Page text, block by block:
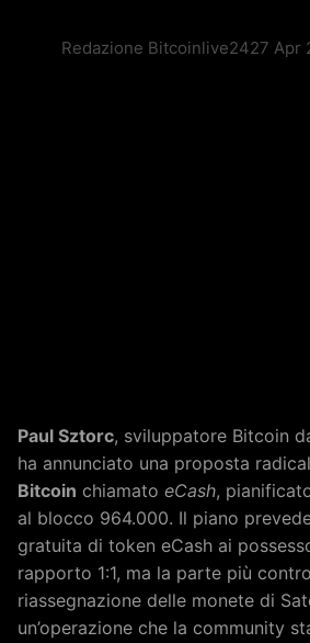
Redazione Bitcoinlive2427 Apr
Paul Sztorc, sviluppatore Bitcoin
ha annunciato una proposta
Bitcoin chiamato eCash,
al blocco 964.000. Il piano
gratuita di token eCash ai
rapporto 1:1, ma la parte più
riassegnazione delle monete di
un’operazione che la community